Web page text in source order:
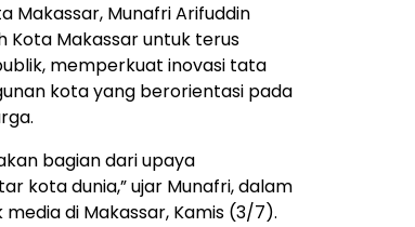
Makassar, Munafri Arifuddin
Makassar untuk terus
memperkuat inovasi tata
kota yang berorientasi pada
bagian dari upaya
kota dunia,” ujar Munafri, dalam
di Makassar, Kamis (3/7).